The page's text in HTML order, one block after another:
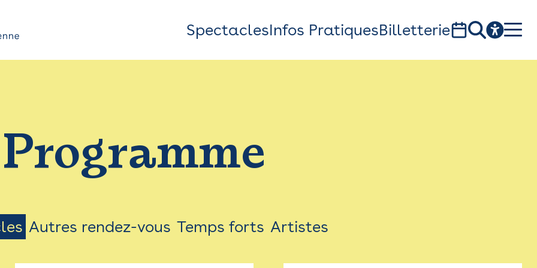
Top
Bar
Menu
SpectaclesInfos PratiquesBilletterie
1, av. du Chateau d'eau - 31300 Toulouse
Programme
Autres rendez-vous Temps forts Artistes